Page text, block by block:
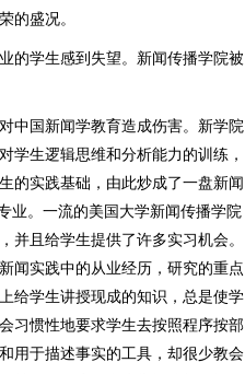
的盛况。
学生感到失望。新闻传播学院被
国新闻学教育造成伤害。新学院
学生逻辑思维和分析能力的训练，
的实践基础，由此炒成了一盘新闻
业。一流的美国大学新闻传播学院
并且给学生提供了许多实习机会。
闻实践中的从业经历，研究的重点
给学生讲授现成的知识，总是使学
习惯性地要求学生去按照程序按部
用于描述事实的工具，却很少教会